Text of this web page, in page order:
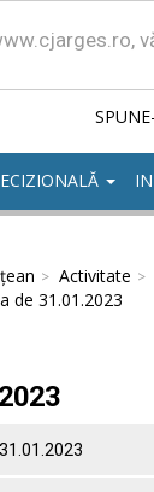
Activitate
de 31.01.2023